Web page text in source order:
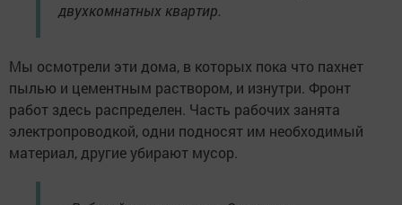
двухкомнатных квартир.
Мы осмотрели эти дома, в которых пока что пахнет
пылью и цементным раствором, и изнутри. Фронт
работ здесь распределен. Часть рабочих занята
электропроводкой, одни подносят им необходимый
материал, другие убирают мусор.